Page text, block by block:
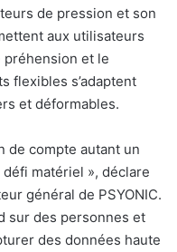
de pression et son
aux utilisateurs
et le
flexibles s’adaptent
et déformables.
de compte autant un
matériel », déclare
général de PSYONIC.
sur des personnes et
des données haute